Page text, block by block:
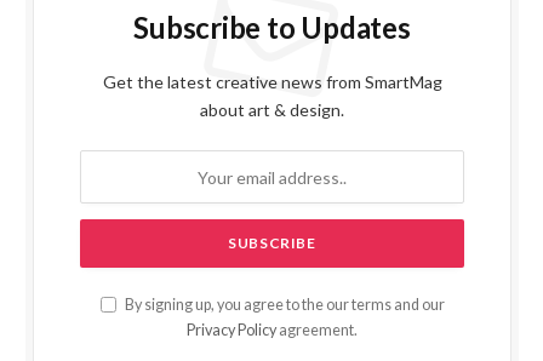
Subscribe to Updates
Get the latest creative news from SmartMag
about art & design.
By signing up, you agree to the our terms and our
Privacy Policy agreement.